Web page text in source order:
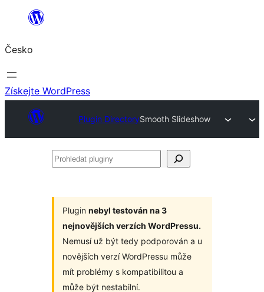
Přeskočit
obsah
Česko
Získejte WordPress
Plugin DirectorySmooth Slideshow
Prohledat
Plugin nebyl testován na 3
nejnovějších verzích WordPressu.
Nemusí už být tedy podporován a u
novějších verzí WordPressu může
mít problémy s kompatibilitou a
může být nestabilní.